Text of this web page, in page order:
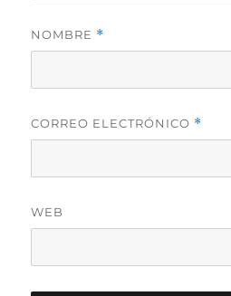
NOMBRE *
CORREO ELECTRÓNICO *
WEB